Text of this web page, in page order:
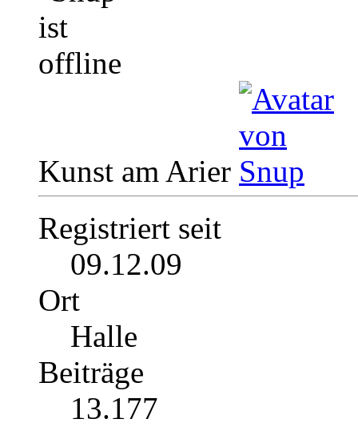
Kunst am Arier
Registriert seit
09.12.09
Ort
Halle
Beiträge
13.177